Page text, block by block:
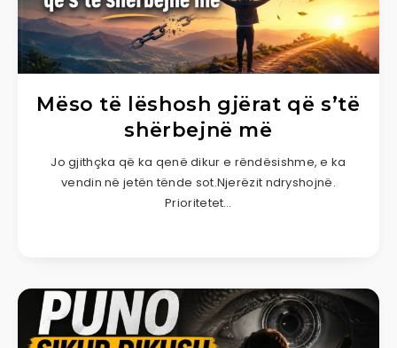
Mëso të lëshosh gjërat që s’të
shërbejnë më
Jo gjithçka që ka qenë dikur e rëndësishme, e ka
vendin në jetën tënde sot.Njerëzit ndryshojnë.
Prioritetet…